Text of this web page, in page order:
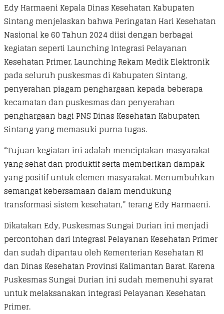
Edy Harmaeni Kepala Dinas Kesehatan Kabupaten
Sintang menjelaskan bahwa Peringatan Hari Kesehatan
Nasional ke 60 Tahun 2024 diisi dengan berbagai
kegiatan seperti Launching Integrasi Pelayanan
Kesehatan Primer, Launching Rekam Medik Elektronik
pada seluruh puskesmas di Kabupaten Sintang,
penyerahan piagam penghargaan kepada beberapa
kecamatan dan puskesmas dan penyerahan
penghargaan bagi PNS Dinas Kesehatan Kabupaten
Sintang yang memasuki purna tugas.
“Tujuan kegiatan ini adalah menciptakan masyarakat
yang sehat dan produktif serta memberikan dampak
yang positif untuk elemen masyarakat. Menumbuhkan
semangat kebersamaan dalam mendukung
transformasi sistem kesehatan,” terang Edy Harmaeni.
Dikatakan Edy, Puskesmas Sungai Durian ini menjadi
percontohan dari integrasi Pelayanan Kesehatan Primer
dan sudah dipantau oleh Kementerian Kesehatan RI
dan Dinas Kesehatan Provinsi Kalimantan Barat. Karena
Puskesmas Sungai Durian ini sudah memenuhi syarat
untuk melaksanakan integrasi Pelayanan Kesehatan
Primer.